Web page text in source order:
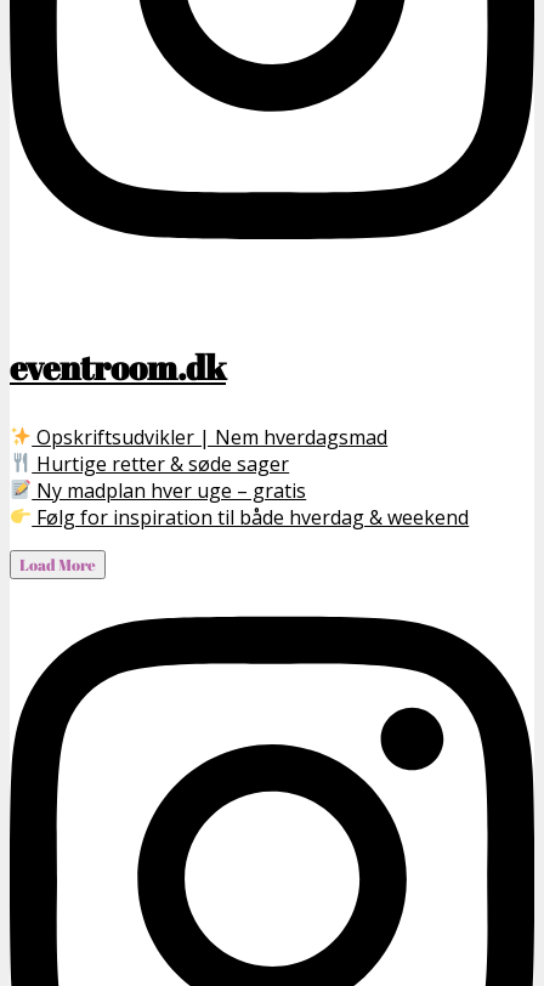
eventroom.dk
Opskriftsudvikler | Nem hverdagsmad
Hurtige retter & søde sager
Ny madplan hver uge – gratis
Følg for inspiration til både hverdag & weekend
Load More